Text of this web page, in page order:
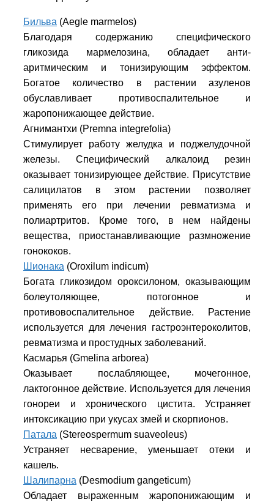
Бильва (Aegle marmelos)
Благодаря содержанию специфического
гликозида мармелозина, обладает анти-
аритмическим и тонизирующим эффектом.
Богатое количество в растении азуленов
обуславливает противоспалительное и
жаропонижающее действие.
Агнимантхи (Premna integrefolia)
Стимулирует работу желудка и поджелудочной
железы. Специфический алкалоид резин
оказывает тонизирующее действие. Присутствие
салицилатов в этом растении позволяет
применять его при лечении ревматизма и
полиартритов. Кроме того, в нем найдены
вещества, приостанавливающие размножение
гонококов.
Шионака (Oroxilum indicum)
Богата гликозидом ороксилоном, оказывающим
болеутоляющее, потогонное и
противовоспалительное действие. Растение
используется для лечения гастроэнтероколитов,
ревматизма и простудных заболеваний.
Касмарья (Gmelina arborea)
Оказывает послабляющее, мочегонное,
лактогонное действие. Используется для лечения
гонореи и хронического цистита. Устраняет
интоксикацию при укусах змей и скорпионов.
Патала (Stereospermum suaveoleus)
Устраняет несварение, уменьшает отеки и
кашель.
Шалипарна (Desmodium gangeticum)
Обладает выраженным жаропонижающим и